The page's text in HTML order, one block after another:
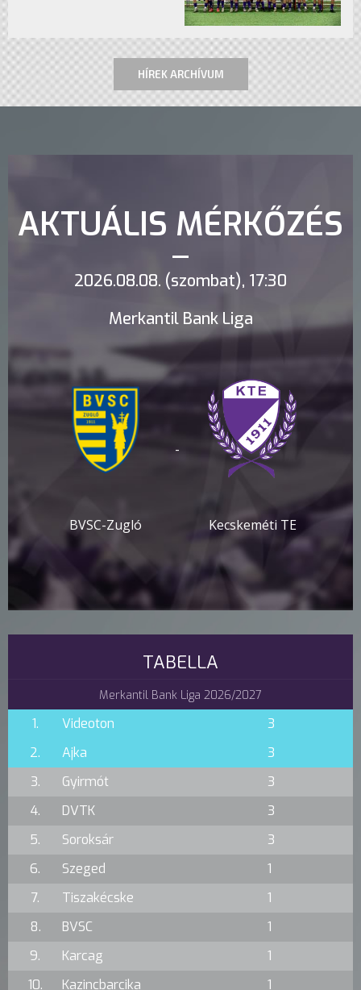
HÍREK ARCHÍVUM
AKTUÁLIS MÉRKŐZÉS
2026.08.08. (szombat), 17:30
Merkantil Bank Liga
BVSC-Zugló
-
Kecskeméti TE
TABELLA
Merkantil Bank Liga 2026/2027
1. Videoton
3
2.
Ajka
3
3.
Gyirmót
3
4.
DVTK
3
5.
Soroksár
3
6.
Szeged
1
7.
Tiszakécske
1
8.
BVSC
1
9.
Karcag
1
10.
Kazincbarcika 1